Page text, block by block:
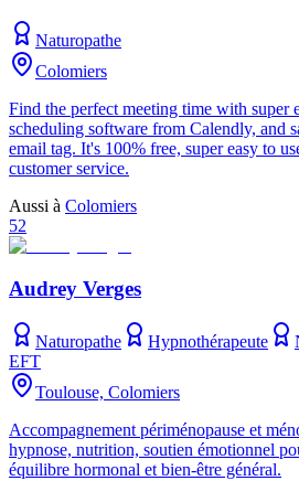
Naturopathe
Colomiers
Find the perfect meeting time with super
scheduling software from Calendly, and
email tag. It's 100% free, super easy to
customer service.
Aussi à Colomiers
52
Audrey Verges
Naturopathe Hypnothérapeute
EFT
Toulouse, Colomiers
Accompagnement périménopause et
hypnose, nutrition, soutien émotionnel
équilibre hormonal et bien-être général.